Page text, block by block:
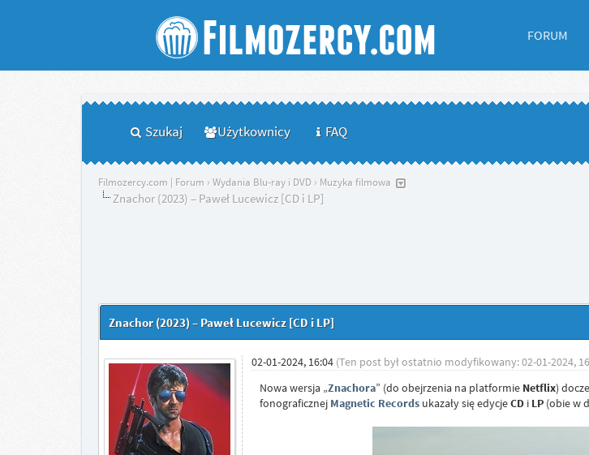
FORUM
Szukaj Użytkownicy FAQ
Filmozercy.com | Forum › Wydania Blu-ray i DVD› Muzyka filmowa
Znachor (2023) – Paweł Lucewicz [CD i LP]
Znachor (2023) – Paweł Lucewicz [CD i LP]
02-01-2024, 16:04 (Ten post był ostatnio modyfikowany: 02-01-2024,
Nowa wersja „Znachora” (do obejrzenia na platformie Netflix)
fonograficznej Magnetic Recordsukazały się edycjeCDi LP(obie w